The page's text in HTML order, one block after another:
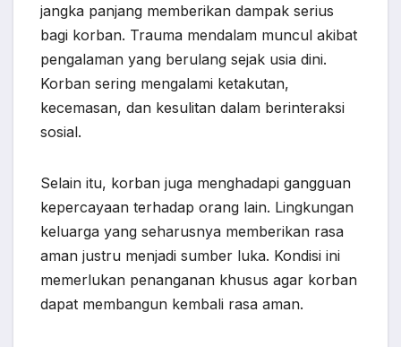
jangka panjang memberikan dampak serius
bagi korban. Trauma mendalam muncul akibat
pengalaman yang berulang sejak usia dini.
Korban sering mengalami ketakutan,
kecemasan, dan kesulitan dalam berinteraksi
sosial.
Selain itu, korban juga menghadapi gangguan
kepercayaan terhadap orang lain. Lingkungan
keluarga yang seharusnya memberikan rasa
aman justru menjadi sumber luka. Kondisi ini
memerlukan penanganan khusus agar korban
dapat membangun kembali rasa aman.